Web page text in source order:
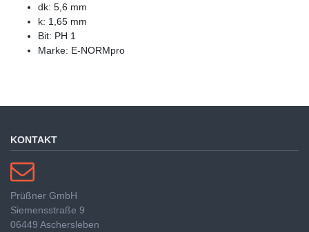
dk: 5,6 mm
k: 1,65 mm
Bit: PH 1
Marke: E-NORMpro
KONTAKT
Prüßner GmbH
Siemensstraße 9
06449 Aschersleben